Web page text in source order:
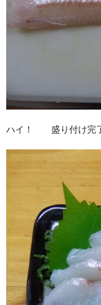
ハイ！ 盛り付け完